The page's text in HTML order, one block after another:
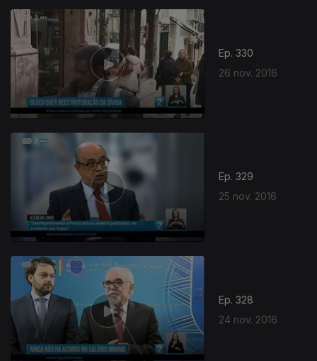
Ep. 330
26 nov. 2016
Ep. 329
25 nov. 2016
Ep. 328
24 nov. 2016
260771